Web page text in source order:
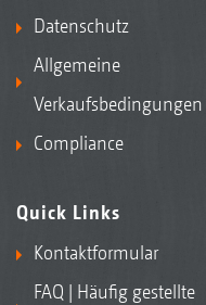
Datenschutz
Allgemeine
Verkaufsbedingungen
Compliance
Quick Links
Kontaktformular
FAQ | Häufig gestellte